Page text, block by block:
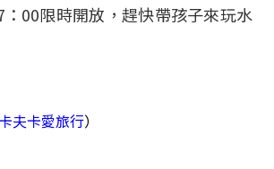
00限時開放，趕快帶孩子來玩水
夫卡愛旅行）